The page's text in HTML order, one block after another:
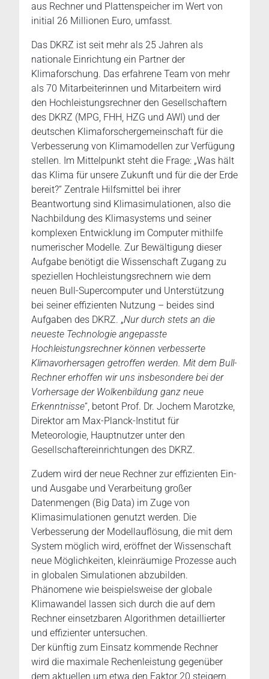
aus Rechner und Plattenspeicher im Wert von
initial 26 Millionen Euro, umfasst.
Das DKRZ ist seit mehr als 25 Jahren als
nationale Einrichtung ein Partner der
Klimaforschung. Das erfahrene Team von mehr
als 70 Mitarbeiterinnen und Mitarbeitern wird
den Hochleistungsrechner den Gesellschaftern
des DKRZ (MPG, FHH, HZG und AWI) und der
deutschen Klimaforschergemeinschaft für die
Verbesserung von Klimamodellen zur Verfügung
stellen. Im Mittelpunkt steht die Frage: „Was hält
das Klima für unsere Zukunft und für die der Erde
bereit?“ Zentrale Hilfsmittel bei ihrer
Beantwortung sind Klimasimulationen, also die
Nachbildung des Klimasystems und seiner
komplexen Entwicklung im Computer mithilfe
numerischer Modelle. Zur Bewältigung dieser
Aufgabe benötigt die Wissenschaft Zugang zu
speziellen Hochleistungsrechnern wie dem
neuen Bull-Supercomputer und Unterstützung
bei seiner effizienten Nutzung – beides sind
Aufgaben des DKRZ. „Nur durch stets an die
neueste Technologie angepasste
Hochleistungsrechner können verbesserte
Klimavorhersagen getroffen werden. Mit dem Bull-
Rechner erhoffen wir uns insbesondere bei der
Vorhersage der Wolkenbildung ganz neue
Erkenntnisse“, betont Prof. Dr. Jochem Marotzke,
Direktor am Max-Planck-Institut für
Meteorologie, Hauptnutzer unter den
Gesellschaftereinrichtungen des DKRZ.
Zudem wird der neue Rechner zur effizienten Ein-
und Ausgabe und Verarbeitung großer
Datenmengen (Big Data) im Zuge von
Klimasimulationen genutzt werden. Die
Verbesserung der Modellauflösung, die mit dem
System möglich wird, eröffnet der Wissenschaft
neue Möglichkeiten, kleinräumige Prozesse auch
in globalen Simulationen abzubilden.
Phänomene wie beispielsweise der globale
Klimawandel lassen sich durch die auf dem
Rechner einsetzbaren Algorithmen detaillierter
und effizienter untersuchen.
Der künftig zum Einsatz kommende Rechner
wird die maximale Rechenleistung gegenüber
dem aktuellen um etwa den Faktor 20 steigern.